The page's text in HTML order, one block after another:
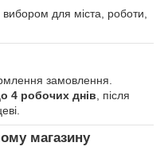
для міста, роботи,
замовлення.
4 робочих днів , після
магазину